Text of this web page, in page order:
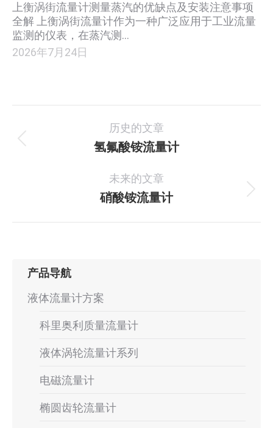
上衡涡街流量计测量蒸汽的优缺点及安装注意事项
全解 上衡涡街流量计作为一种广泛应用于工业流量
监测的仪表，在蒸汽测…
2026年7月24日
目
历史的文章
上
个
项
氢氟酸铵流量计
未来的文章
下
硝酸铵流量计
产品导航
液体流量计方案
科里奥利质量流量计
液体涡轮流量计系列
电磁流量计
椭圆齿轮流量计